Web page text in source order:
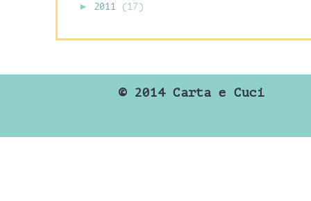
►
2011 (17)
© 2014 Carta e Cuci